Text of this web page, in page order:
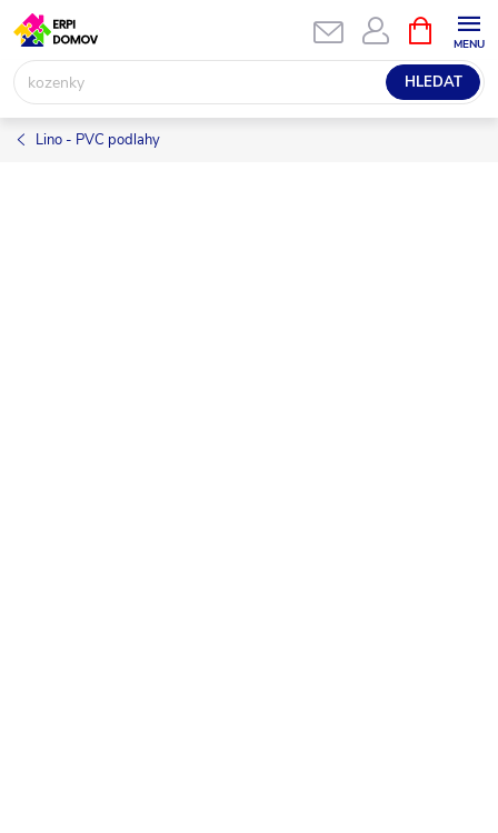
Přejít
na
obsah
HLEDAT
NÁKUPNÍ
KOŠÍK
Lino - PVC podlahy